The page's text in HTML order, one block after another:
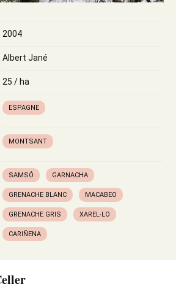
2004
Albert Jané
25 / ha
ESPAGNE
MONTSANT
SAMSÓ GARNACHA
GRENACHE BLANC MACABEO
GRENACHE GRIS XAREL·LO
CARIÑENA